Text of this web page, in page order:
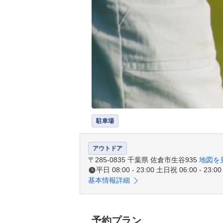
駐車場
アウトドア
〒285-0835 千葉県 佐倉市生谷935 地図を
平日 08:00 - 23:00 土日祝 06:00 - 23:00
基本情報詳細
予約プラン